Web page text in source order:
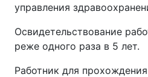
управления
Освидетельствование
реже одного раза в 5 лет.
Работник для